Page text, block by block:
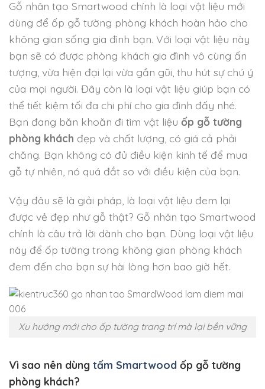
Gỗ nhân tạo Smartwood chính là loại vật liệu mới
dùng để ốp gỗ tường phòng khách hoàn hảo cho
không gian sống gia đình bạn. Với loại vật liệu này
bạn sẽ có được phòng khách gia đình vô cùng ấn
tượng, vừa hiện đại lại vừa gần gũi, thu hút sự chú ý
của mọi người. Đây còn là loại vật liệu giúp bạn có
thể tiết kiệm tối đa chi phí cho gia đình đấy nhé.
Bạn đang băn khoăn đi tìm vật liệu ốp gỗ tường
phòng khách đẹp và chất lượng, có giá cả phải
chăng. Bạn không có đủ điều kiện kinh tế để mua
gỗ tự nhiên, nó quá đắt so với điều kiện của bạn.
Vậy đâu sẽ là giải pháp, là loại vật liệu đem lại
được vẻ đẹp như gỗ thật? Gỗ nhân tạo Smartwood
chính là câu trả lời dành cho bạn. Dùng loại vật liệu
này để ốp tường trong không gian phòng khách
đem đến cho bạn sự hài lòng hơn bao giờ hết.
Xu hướng mới cho ốp tường trang trí mà lại bền vững
Vì sao nên dùng tấm Smartwood ốp gỗ tường
phòng khách?